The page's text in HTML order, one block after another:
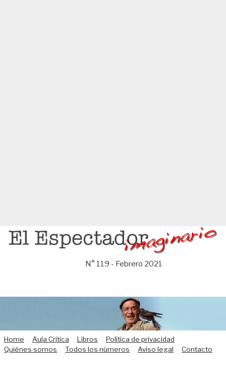
Saltar
N° 119 - Febrero 2021
Home Aula Crítica Libros
Política de privacidad
Quiénes somos
Todos los números Aviso legal Contacto